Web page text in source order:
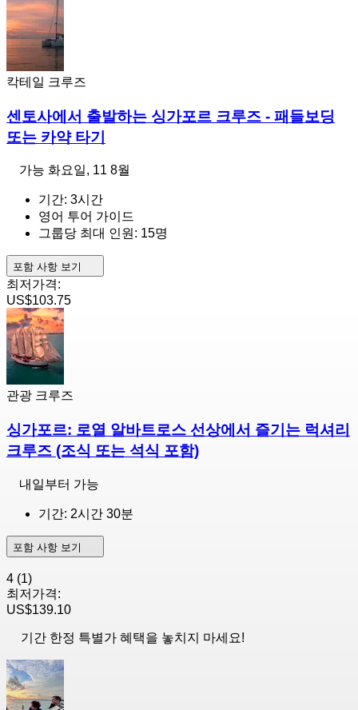
칵테일 크루즈
센토사에서 출발하는 싱가포르 크루즈 - 패들보딩
또는 카약 타기
가능 화요일, 11 8월
기간: 3시간
영어 투어 가이드
그룹당 최대 인원: 15명
포함 사항 보기
최저가격:
US$103.75
관광 크루즈
싱가포르: 로열 알바트로스 선상에서 즐기는 럭셔리
크루즈 (조식 또는 석식 포함)
내일부터 가능
기간: 2시간 30분
포함 사항 보기
4 (1)
최저가격:
US$139.10
기간 한정 특별가 혜택을 놓치지 마세요!